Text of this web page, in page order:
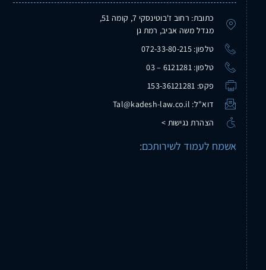
כתובת: רחוב ז'בוטינסקי 7, קומה 51,
מגדל משה אביב, רמת גן
טלפון: 072-33-80-215
טלפון: 6121281 – 03
פקס: 153-36121281
דוא"ל: Tal@kadesh-law.co.il
הצהרת נגישות >
אשמח לעמוד לשירותכם: